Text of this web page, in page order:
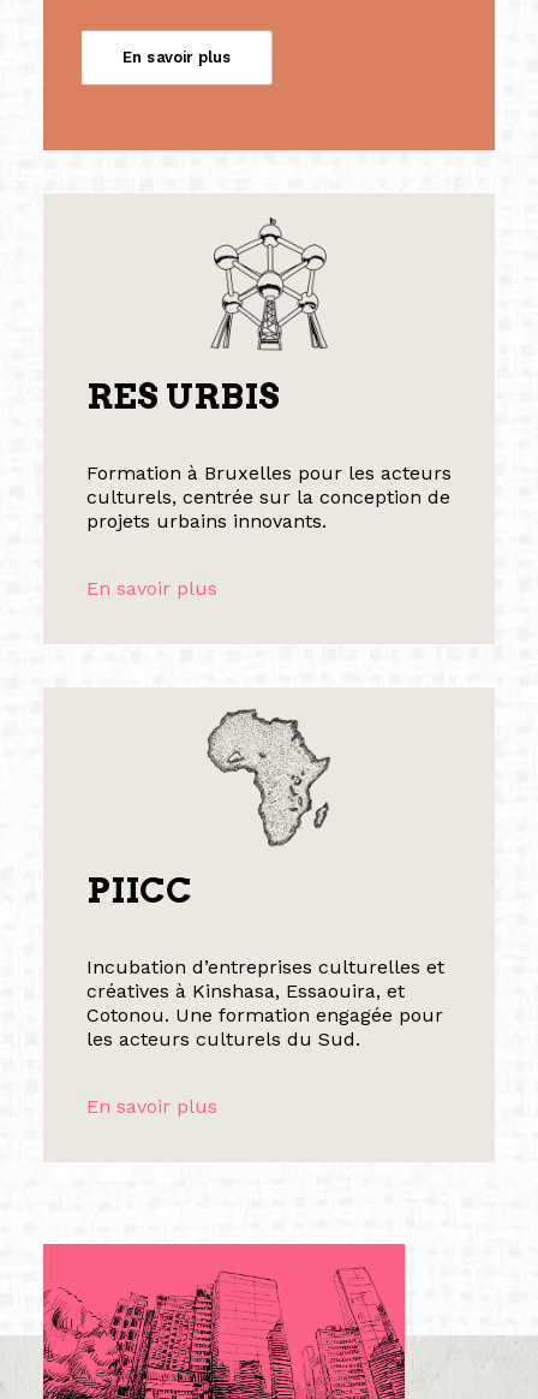
En savoir plus
RES URBIS
Formation à Bruxelles pour les acteurs
culturels, centrée sur la conception de
projets urbains innovants.
En savoir plus
PIICC
Incubation d’entreprises culturelles et
créatives à Kinshasa, Essaouira, et
Cotonou. Une formation engagée pour
les acteurs culturels du Sud.
En savoir plus